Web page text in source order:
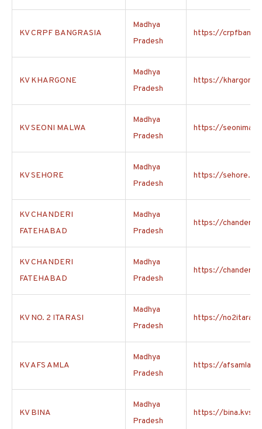
KV CRPF BANGRASIA
Madhya
Pradesh
https://
KV KHARGONE
Madhya
Pradesh
https://
KV SEONI MALWA
Madhya
Pradesh
https://
KV SEHORE
Madhya
Pradesh
https://
KV CHANDERI
FATEHABAD
Madhya
Pradesh
https://
KV CHANDERI
FATEHABAD
Madhya
Pradesh
https://
KV NO. 2 ITARASI
Madhya
Pradesh
https://
KV AFS AMLA
Madhya
Pradesh
https://
KV BINA
Madhya
Pradesh
https://